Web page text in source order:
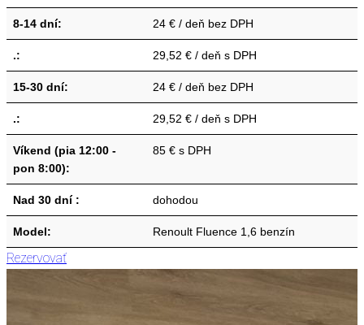
8-14 dní: 24 € / deň bez DPH
.: 29,52 € / deň s DPH
15-30 dní: 24 € / deň bez DPH
.: 29,52 € / deň s DPH
Víkend (pia 12:00 -
pon 8:00):
85 € s DPH
Nad 30 dní : dohodou
Model: Renoult Fluence 1,6 benzín
Rezervovať